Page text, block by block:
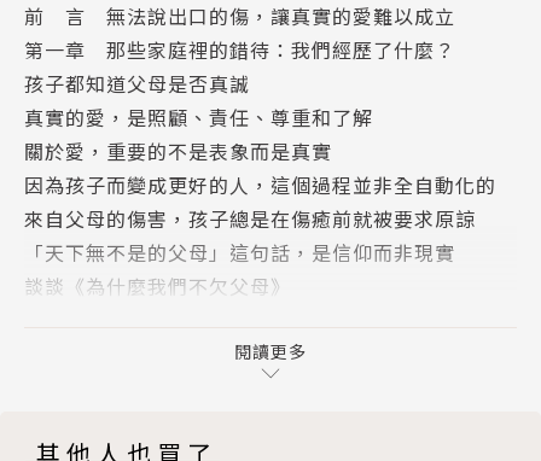
值的懷疑，因為已經將家庭的傷痕藏得太深，還把這些
痛楚帶到下一段關係，無論是親密關係、親子關係都可
能因此蒙受陰影。
◎作者羽茜以社會學的背景，以及自己身為女兒和母親
的身分，帶讀者探索為什麼承認家庭的傷在我們的社會
裡備受壓抑？為什麼來自父母的傷害，孩子總是在傷癒
前就被要求原諒？透過25篇有溫度的述說，期望讓讀
者對於家庭與愛的疑惑，有個誠實的反思和出口，此後
前 言 無法說出口的傷，讓真實的愛難以成立
第一章 那些家庭裡的錯待：我們經歷了什麼？
孩子都知道父母是否真誠
真實的愛，是照顧、責任、尊重和了解
關於愛，重要的不是表象而是真實
因為孩子而變成更好的人，這個過程並非全自動化的
來自父母的傷害，孩子總是在傷癒前就被要求原諒
「天下無不是的父母」這句話，是信仰而非現實
談談《為什麼我們不欠父母》
「女兒就是比較貼心」這種說法是對所有女性的枷鎖
閱讀更多
其他人也買了